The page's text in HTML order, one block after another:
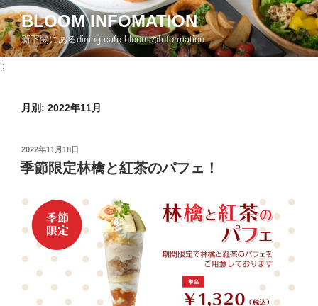
コ
ン
テ
ン
BLOOM INFOMATION
新下関にあるdining cafe bloomのInformation
';
月別: 2022年11月
投
稿
日:
2022年11月18日
季節限定林檎と紅茶のパフェ！